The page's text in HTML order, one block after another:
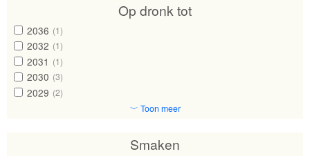
Op dronk tot
2036 (1)
2032 (1)
2031 (1)
2030 (3)
2029 (2)
﹀ Toon meer
Smaken